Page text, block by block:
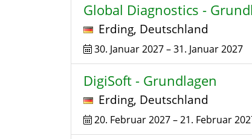
Global Diagnostics -
Erding, Deutschland
30. Januar 2027–31. Januar 2027
DigiSoft - Grundlagen
Erding, Deutschland
20. Februar 2027–21. Februar